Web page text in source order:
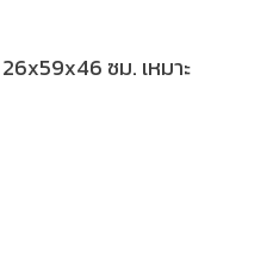
ซม. เหมาะ